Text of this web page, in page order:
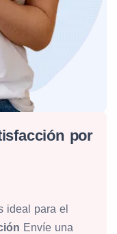
por
ideal para el
Envíe una